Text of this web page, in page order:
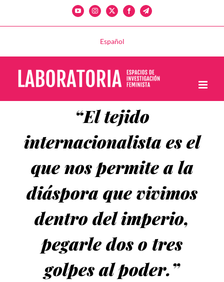
contenido
YouTubeInstagram
X FacebookTelegram
Español
“El tejido
internacionalista es el
que nos permite a la
diáspora que vivimos
dentro del imperio,
pegarle dos o tres
golpes al poder.”